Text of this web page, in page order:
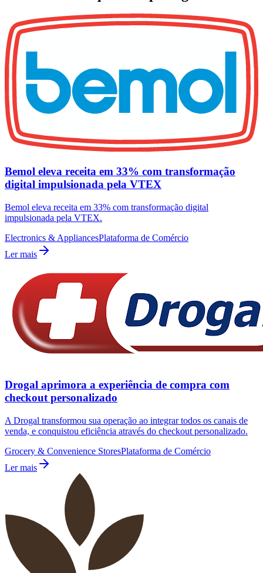
Bemol eleva receita em 33% com transformação
digital impulsionada pela VTEX
Bemol eleva receita em 33% com transformação digital
impulsionada pela VTEX.
Electronics & AppliancesPlataforma de Comércio
Ler mais
Drogal aprimora a experiência de compra com
checkout personalizado
A Drogal transformou sua operação ao integrar todos os canais de
venda, e conquistou eficiência através do checkout personalizado.
Grocery & Convenience StoresPlataforma de Comércio
Ler mais